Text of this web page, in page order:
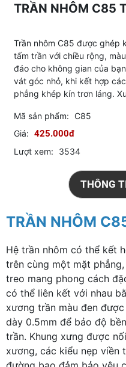
TRẦN NHÔM C85
Trần nhôm C85 được ghép
tấm trần với chiều rộng,
đáo cho không gian của
vát góc nhỏ, khi kết hợp
phẳng khép kín trơn láng.
Mã sản phẩm: C85
Giá: 425.000đ
Lượt xem: 3534
THÔNG
TRẦN NHÔM
Hệ trần nhôm có thể kết
trên cùng một mặt
treo mang phong cách
có thể liên kết với nhau
xương trần màu đen
dày 0.5mm để bảo độ
trần. Khung xưng được
xương, các kiểu nẹp viền